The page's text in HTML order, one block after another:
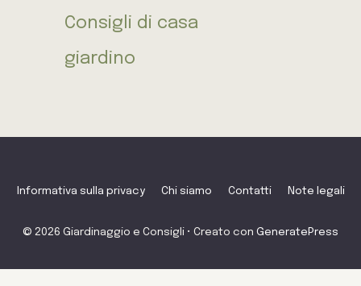
Consigli di casa
giardino
Informativa sulla privacy Chi siamo Contatti Note legali
© 2026 Giardinaggio e Consigli • Creato con GeneratePress